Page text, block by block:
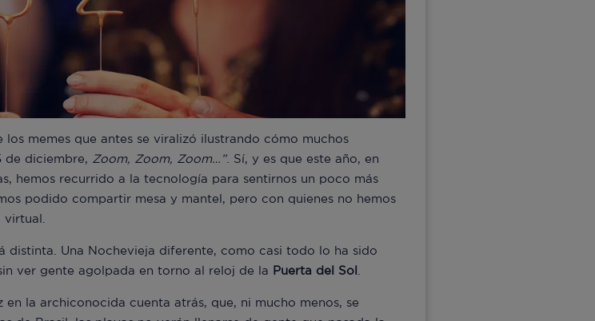
memes que antes se viralizó ilustrando cómo muchos
de diciembre, Zoom, Zoom, Zoom…”. Sí, y es que este año, en
hemos recurrido a la tecnología para sentirnos un poco más
podido compartir mesa y mantel, pero con quienes no hemos
distinta. Una Nochevieja diferente, como casi todo lo ha sido
ver gente agolpada en torno al reloj de la Puerta del Sol
la archiconocida cuenta atrás, que, ni mucho menos, se